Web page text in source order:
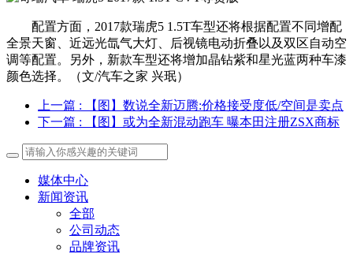
配置方面，2017款瑞虎5 1.5T车型还将根据配置不同增配
全景天窗、近远光氙气大灯、后视镜电动折叠以及双区自动空
调等配置。另外，新款车型还将增加晶钻紫和星光蓝两种车漆
颜色选择。（文/汽车之家 兴珉）
上一篇 : 【图】数说全新迈腾:价格接受度低/空间是卖点
下一篇 : 【图】或为全新混动跑车 曝本田注册ZSX商标
媒体中心
新闻资讯
全部
公司动态
品牌资讯